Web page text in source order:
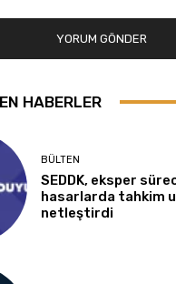
HABERLER
BÜLTEN
SEDDK, eksper
hasarlarda tahkim
netleştirdi